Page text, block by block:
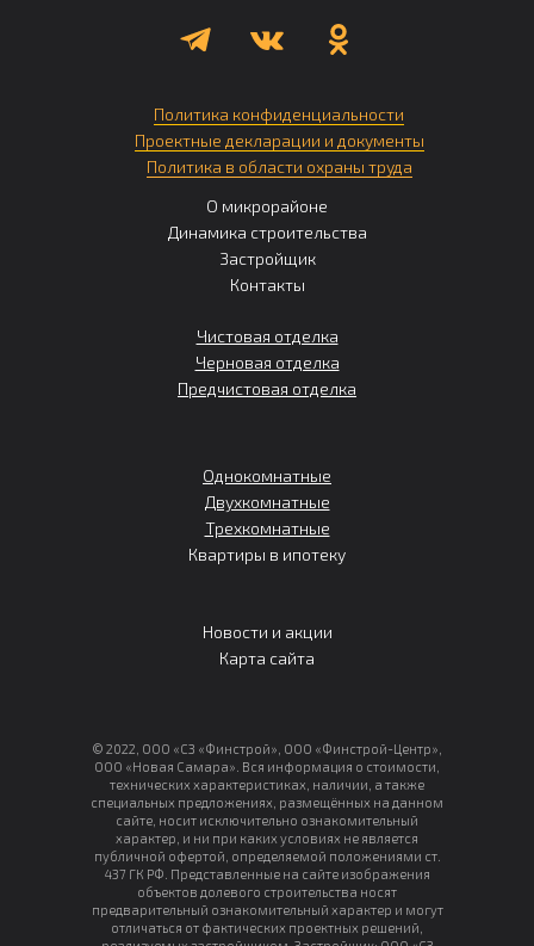
© 2022, ООО «СЗ «Финстрой», ООО «Финстрой-Центр»,
ООО «Новая Самара». Вся информация о стоимости,
технических характеристиках, наличии, а также
специальных предложениях, размещённых на данном
сайте, носит исключительно ознакомительный
характер, и ни при каких условиях не является
публичной офертой, определяемой положениями ст.
437 ГК РФ. Представленные на сайте изображения
объектов долевого строительства носят
предварительный ознакомительный характер и могут
отличаться от фактических проектных решений,
О микрорайоне
Динамика строительства
Застройщик
Контакты
Однокомнатные
Двухкомнатные
Трехкомнатные
Квартиры в ипотеку
Политика конфиденциальности
Проектные декларации и документы
Политика в области охраны труда
Чистовая отделка
Черновая отделка
Предчистовая отделка
Новости и акции
Карта сайта